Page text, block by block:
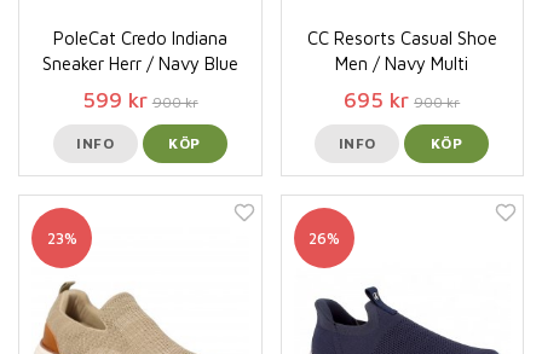
PoleCat Credo Indiana
Sneaker Herr / Navy Blue
599 kr 900 kr
INFO KÖP
CC Resorts Casual Shoe
Men / Navy Multi
695 kr 900 kr
INFO KÖP
23% 26%